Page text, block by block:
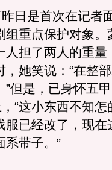
日是首次在记者
组重点保护对象。
人担了两人的重量
她笑说：“在整
但是，已身怀五甲
“这小东西不知
服已经改了，现在
系带子。”